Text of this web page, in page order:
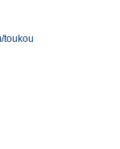
toukou